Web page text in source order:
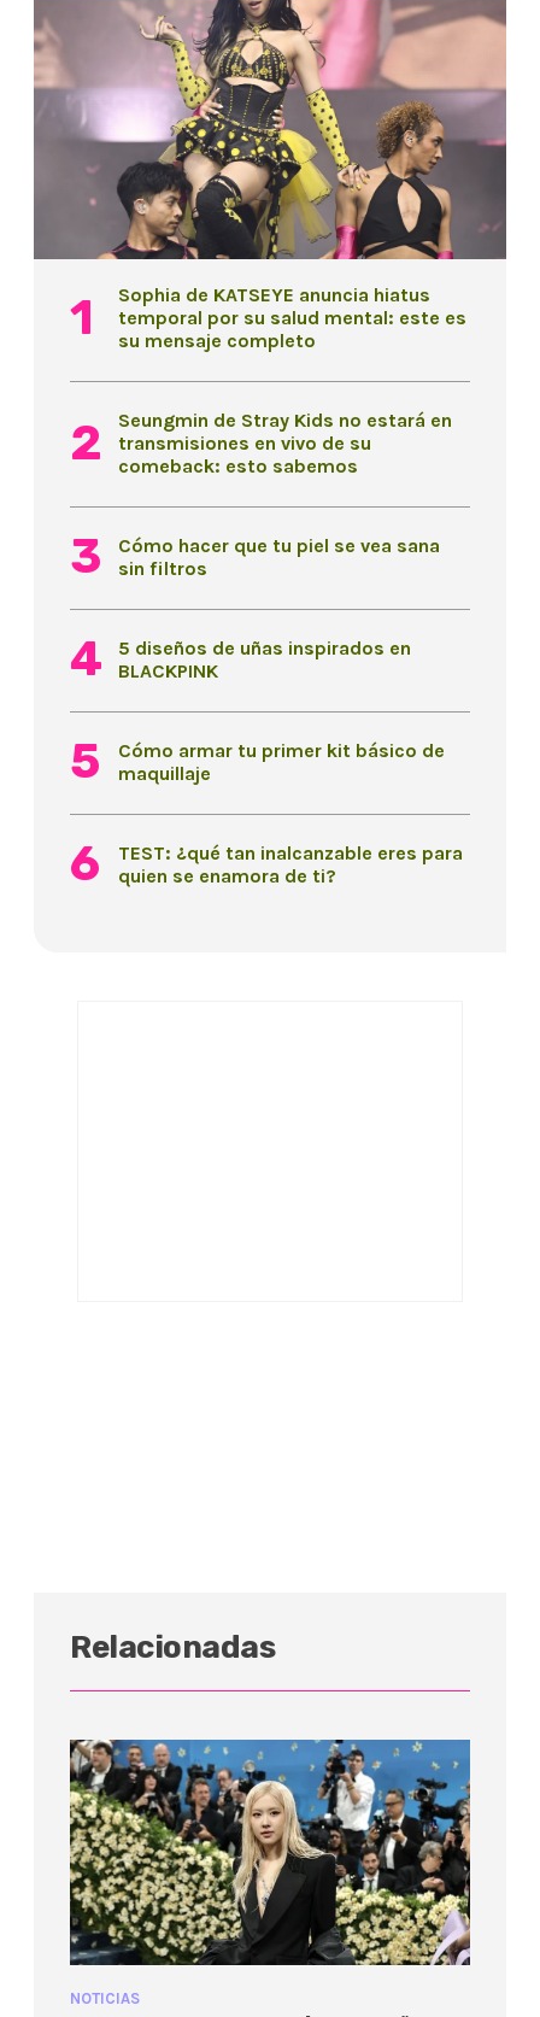
Sophia de KATSEYE anuncia hiatus
temporal por su salud mental: este es
su mensaje completo
Seungmin de Stray Kids no estará en
transmisiones en vivo de su
comeback: esto sabemos
Cómo hacer que tu piel se vea sana
sin filtros
5 diseños de uñas inspirados en
BLACKPINK
Cómo armar tu primer kit básico de
maquillaje
TEST: ¿qué tan inalcanzable eres para
quien se enamora de ti?
Relacionadas
NOTICIAS